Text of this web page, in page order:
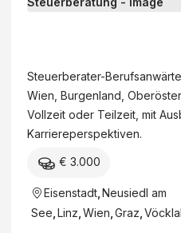
r
b
e
r
e
r
G
Ö
s
t
e
Steuerberater-
Wien, Burgenland,
Vollzeit oder Teilzeit, mit
Karriereperspektiven.
€ 3.000
Eisenstadt Neusiedl am
See Linz Wien Graz